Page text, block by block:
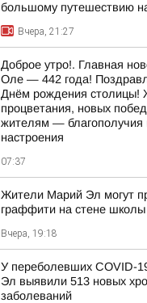
большому путешествию
Вчера, 21:27
Доброе утро!. Главная
Оле — 442 года!
Днём рождения столицы!
процветания, новых
жителям — благополучия
настроения
07:37
Жители Марий Эл могут
граффити на стене
Вчера, 19:18
У переболевших COVID-
Эл выявили 513 новых
заболеваний